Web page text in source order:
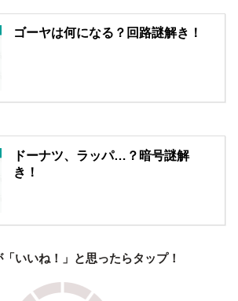
ゴーヤは何になる？回路謎解き！
ドーナツ、ラッパ…？暗号謎解
き！
いいね！」と思ったらタップ！